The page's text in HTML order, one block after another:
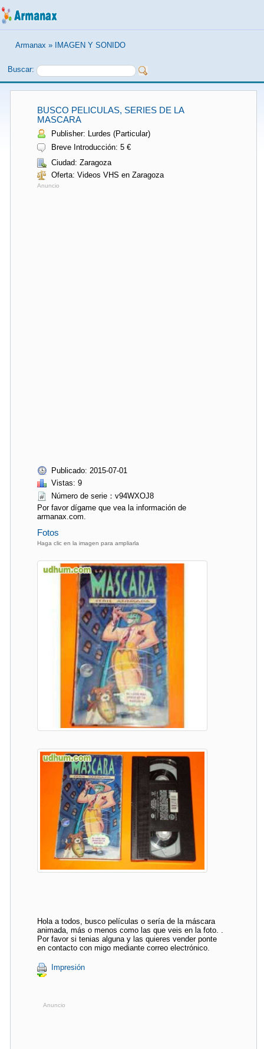
Armanax » IMAGEN Y SONIDO
Buscar:
BUSCO PELICULAS, SERIES DE LA
MASCARA
Publisher: Lurdes (Particular)
Breve Introducción: 5 €
Ciudad: Zaragoza
Oferta: Videos VHS en Zaragoza
Anuncio
Publicado: 2015-07-01
Vistas: 9
Número de serie：v94WXOJ8
Por favor dígame que vea la información de
armanax.com.
Fotos
Haga clic en la imagen para ampliarla
Hola a todos, busco películas o sería de la máscara
animada, más o menos como las que veis en la foto. .
Por favor si tenias alguna y las quieres vender ponte
en contacto con migo mediante correo electrónico.
Impresión
Anuncio